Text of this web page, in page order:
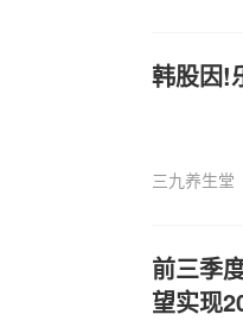
韩股因!
三九养生堂
前三季
望实现